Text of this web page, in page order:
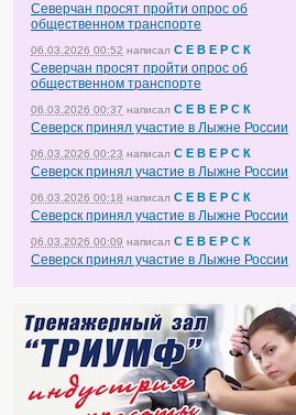
Северчан просят пройти опрос об
общественном транспорте
06.03.2026 00:52 написал С Е В Е Р С К
Северчан просят пройти опрос об
общественном транспорте
06.03.2026 00:37 написал С Е В Е Р С К
Северск принял участие в Лыжне России
06.03.2026 00:23 написал С Е В Е Р С К
Северск принял участие в Лыжне России
06.03.2026 00:18 написал С Е В Е Р С К
Северск принял участие в Лыжне России
06.03.2026 00:09 написал С Е В Е Р С К
Северск принял участие в Лыжне России